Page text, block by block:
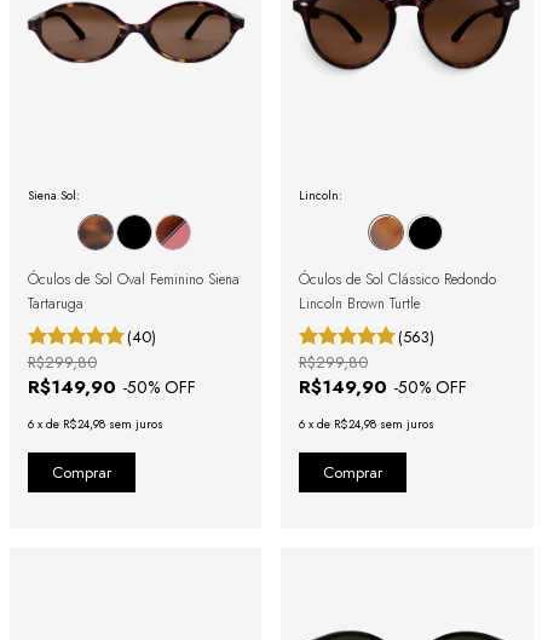
Siena Sol:
Óculos de Sol Oval Feminino Siena
Tartaruga
(40)
R$149,90 -50% OFF
R$299,80
6 x de R$24,98 sem juros
Lincoln:
Óculos de Sol Clássico Redondo
Lincoln Brown Turtle
(563)
R$149,90 -50% OFF
R$299,80
6 x de R$24,98 sem juros